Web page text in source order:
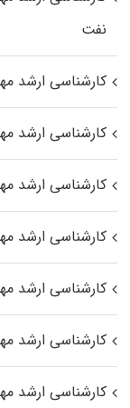
نفت
کارشناسی ارشد
کارشناسی ارشد
کارشناسی ارشد
کارشناسی ارشد
کارشناسی ارشد
کارشناسی ارشد
کارشناسی ارشد